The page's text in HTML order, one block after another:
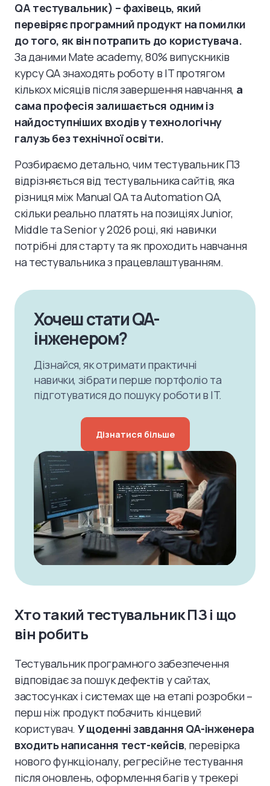
QA тестувальник) – фахівець, який
перевіряє програмний продукт на помилки
до того, як він потрапить до користувача.
За даними Mate academy, 80% випускників
курсу QA знаходять роботу в IT протягом
кількох місяців після завершення навчання, а
сама професія залишається одним із
найдоступніших входів у технологічну
галузь без технічної освіти.
Розбираємо детально, чим тестувальник ПЗ
відрізняється від тестувальника сайтів, яка
різниця між Manual QA та Automation QA,
скільки реально платять на позиціях Junior,
Middle та Senior у 2026 році, які навички
потрібні для старту та як проходить навчання
на тестувальника з працевлаштуванням.
Хочеш стати QA-
інженером?
Дізнайся, як отримати практичні
навички, зібрати перше портфоліо та
підготуватися до пошуку роботи в IT.
Дізнатися більше
Хто такий тестувальник ПЗ і що
він робить
Тестувальник програмного забезпечення
відповідає за пошук дефектів у сайтах,
застосунках і системах ще на етапі розробки –
перш ніж продукт побачить кінцевий
користувач. У щоденні завдання QA-інженера
входить написання тест-кейсів, перевірка
нового функціоналу, регресійне тестування
після оновлень, оформлення багів у трекері